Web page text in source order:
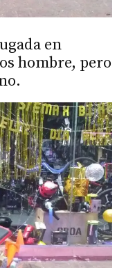
en
hombre, pero